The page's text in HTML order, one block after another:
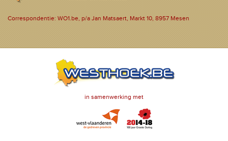
Correspondentie: WO1.be, p/a Jan Matsaert, Markt 10, 8957 Mesen
in samenwerking met